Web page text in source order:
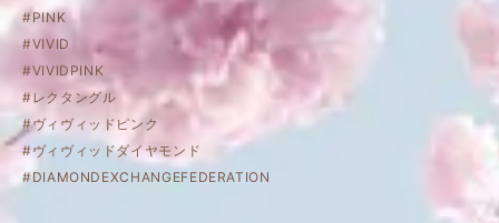
#PINK
#VIVID
#VIVIDPINK
#レクタングル
#ヴィヴィッドピンク
#ヴィヴィッドダイヤモンド
#DIAMONDEXCHANGEFEDERATION